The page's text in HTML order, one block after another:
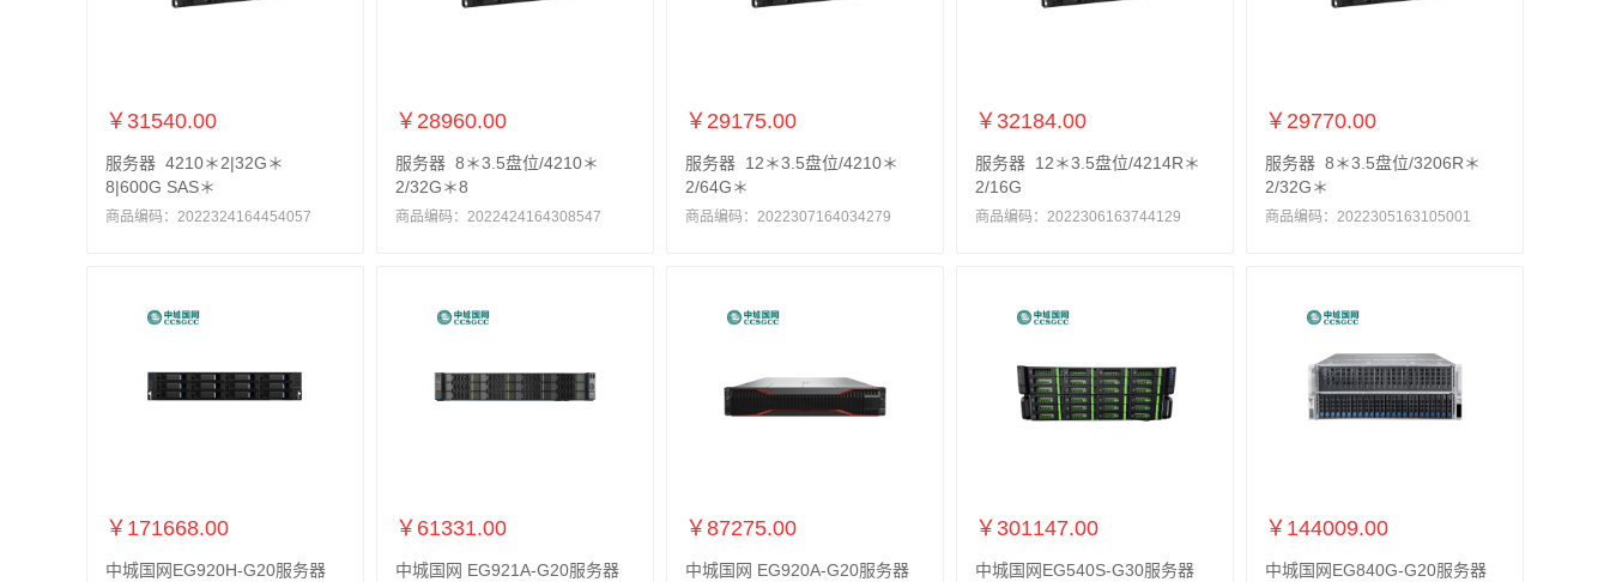
￥31540.00
服务器 4210＊2|32G＊
8|600G SAS＊
商品编码：2022324164454057
￥28960.00
服务器 8＊3.5盘位/4210＊
2/32G＊8
商品编码：2022424164308547
￥29175.00
服务器 12＊3.5盘位/4210＊
2/64G＊
商品编码：2022307164034279
￥32184.00
服务器 12＊3.5盘位/4214R＊
2/16G
商品编码：2022306163744129
￥29770.00
服务器 8＊3.5盘位/3206R＊
2/32G＊
商品编码：2022305163105001
￥171668.00
中城国网EG920H-G20服务器
￥61331.00
中城国网 EG921A-G20服务器
￥87275.00
中城国网 EG920A-G20服务器
￥301147.00
中城国网EG540S-G30服务器
￥144009.00
中城国网EG840G-G20服务器